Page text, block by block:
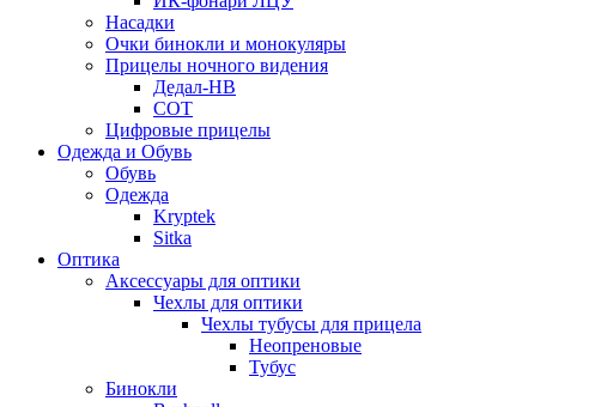
Насадки
Очки бинокли и монокуляры
Прицелы ночного видения
Дедал-НВ
СОТ
Цифровые прицелы
Одежда и Обувь
Обувь
Одежда
Kryptek
Sitka
Оптика
Аксессуары для оптики
Чехлы для оптики
Чехлы тубусы для прицела
Неопреновые
Тубус
Бинокли